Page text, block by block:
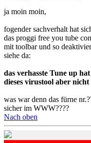
ja moin moin,
fogender sachverhalt hat
das proggi free you tube
mit toolbar und so
siehe da:
das verhasste Tune up
dieses virustool aber
was war denn das fürne
sicher im WWW????
Nach oben